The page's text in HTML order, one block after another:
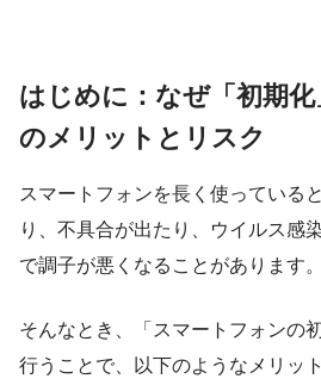
はじめに：なぜ「初期
のメリットとリスク
スマートフォンを長く使っている
り、不具合が出たり、ウイルス感
で調子が悪くなることがあります。
そんなとき、「スマートフォンの
行うことで、以下のようなメリッ